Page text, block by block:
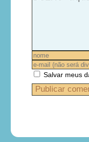
Salvar meus